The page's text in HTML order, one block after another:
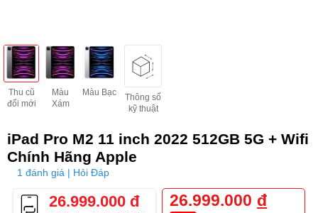
Thu cũ
đổi mới
Màu
Xám
Màu Bạc
Thông số
kỹ thuật
iPad Pro M2 11 inch 2022 512GB 5G + Wifi
Chính Hãng Apple
1 đánh giá | Hỏi Đáp
26.999.000 đ 26.999.000 đ